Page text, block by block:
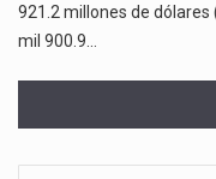
921.2 millones de
mil 900.9…